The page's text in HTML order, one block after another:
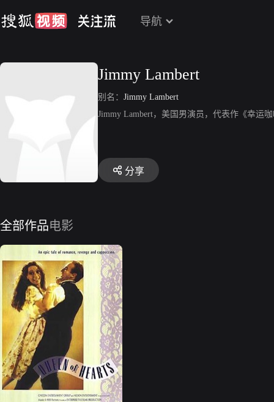
导航
Jimmy Lambert
别名： Jimmy Lambert
Jimmy Lambert，美国男演员，代表作《幸运
分享
全部作品电影